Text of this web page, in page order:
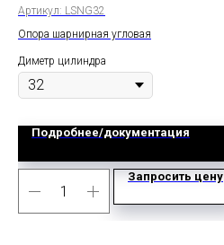
Артикул: LSNG32
Опора шарнирная угловая
Диметр цилиндра
Подробнее/документация
Запросить цену